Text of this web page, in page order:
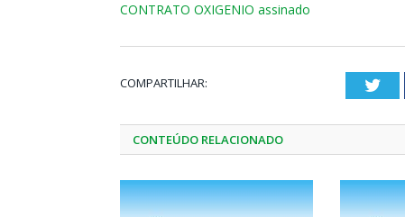
CONTRATO OXIGENIO assinado
COMPARTILHAR:
CONTEÚDO RELACIONADO